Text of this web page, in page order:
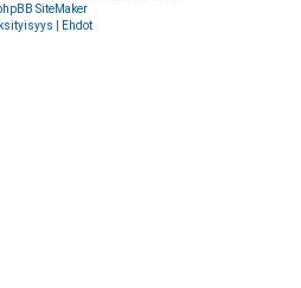
SiteMaker
Ehdot